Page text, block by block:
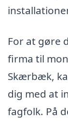
For at gøre
firma til
Skærbæk,
dig med at
fagfolk. På